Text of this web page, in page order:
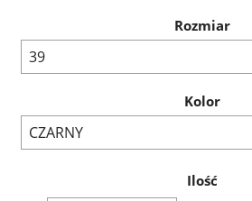
Rozmiar
Kolor
Ilość